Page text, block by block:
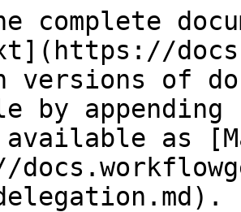
complete
versions of
by
as